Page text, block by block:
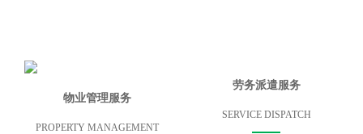
物业管理服务
PROPERTY MANAGEMENT
劳务派遣服务
SERVICE DISPATCH